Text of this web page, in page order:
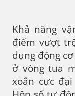
Khả năng
điểm vượt
dụng động
ở vòng tua
xoắn cực